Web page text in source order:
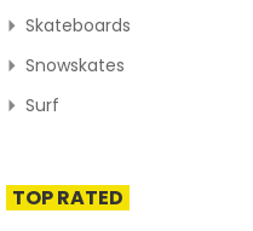
Skateboards
Snowskates
Surf
TOP RATED